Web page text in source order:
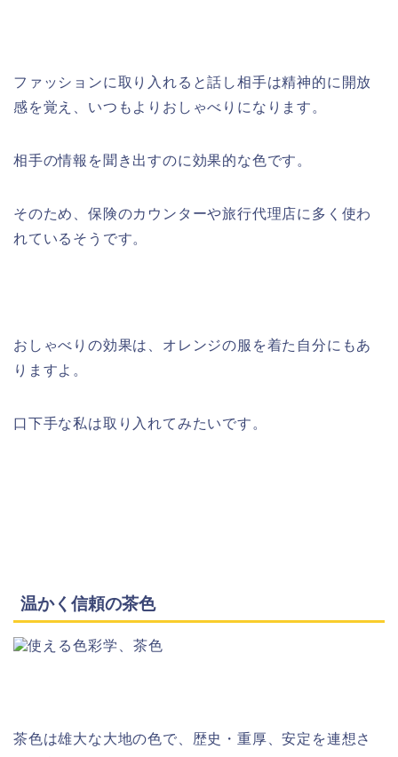
ファッションに取り入れると話し相手は精神的に開放
感を覚え、いつもよりおしゃべりになります。
相手の情報を聞き出すのに効果的な色です。
そのため、保険のカウンターや旅行代理店に多く使わ
れているそうです。
おしゃべりの効果は、オレンジの服を着た自分にもあ
りますよ。
口下手な私は取り入れてみたいです。
温かく信頼の茶色
茶色は雄大な大地の色で、歴史・重厚、安定を連想さ